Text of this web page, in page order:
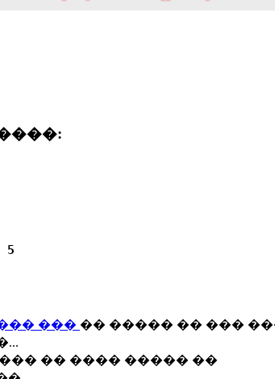
5
��� �� ����� �� ���
�� ���� ����� ��